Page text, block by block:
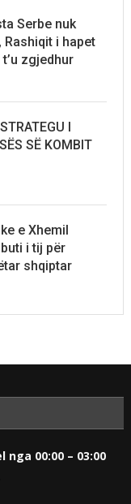
Serbe nuk
Rashiqit i hapet
zgjedhur
I
SË KOMBIT
e Xhemil
i tij për
shqiptar
00:00 – 03:00